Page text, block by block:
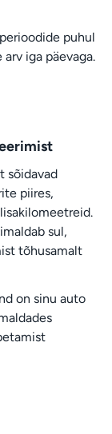
puhul
iga päevaga.
sõidavad
piires,
sul,
tõhusamalt
on sinu auto